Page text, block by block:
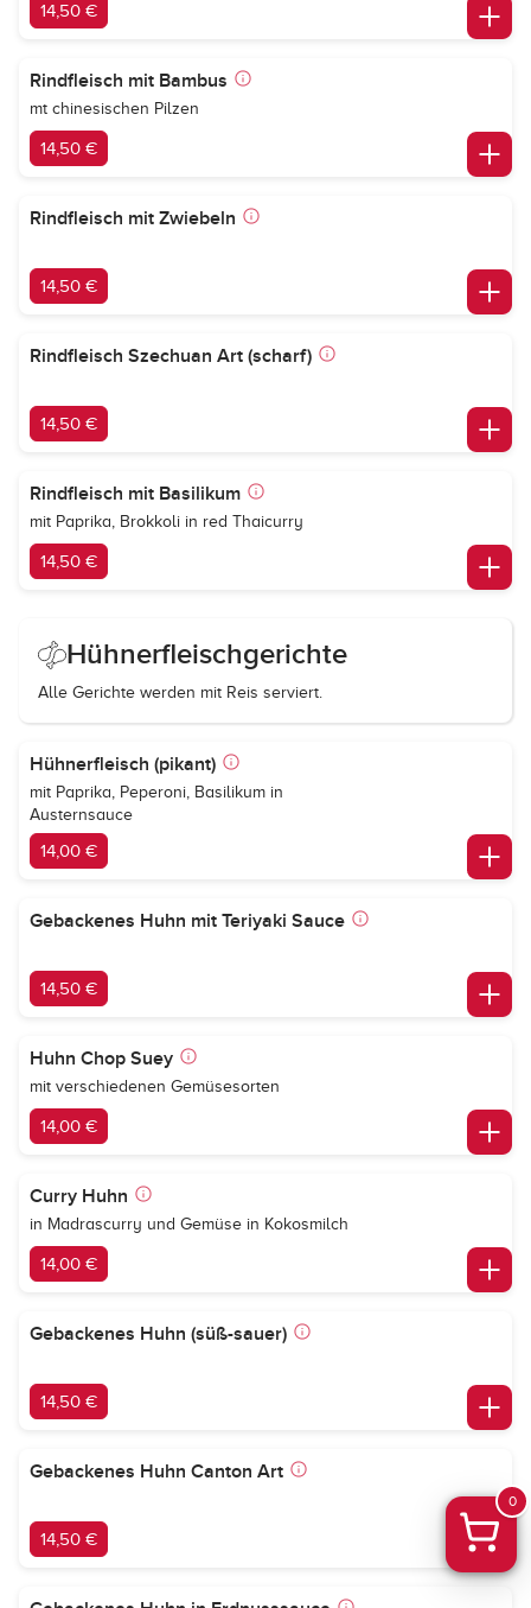
14,50 €
Rindfleisch mit Bambus
mt chinesischen Pilzen
14,50 €
Rindfleisch mit Zwiebeln
14,50 €
Rindfleisch Szechuan Art (scharf)
14,50 €
Rindfleisch mit Basilikum
mit Paprika, Brokkoli in red Thaicurry
14,50 €
Hühnerfleischgerichte
Alle Gerichte werden mit Reis serviert.
Hühnerfleisch (pikant)
mit Paprika, Peperoni, Basilikum in
Austernsauce
14,00 €
Gebackenes Huhn mit Teriyaki Sauce
14,50 €
Huhn Chop Suey
mit verschiedenen Gemüsesorten
14,00 €
Curry Huhn
in Madrascurry und Gemüse in Kokosmilch
14,00 €
Gebackenes Huhn (süß-sauer)
14,50 €
Gebackenes Huhn Canton Art
14,50 €
0